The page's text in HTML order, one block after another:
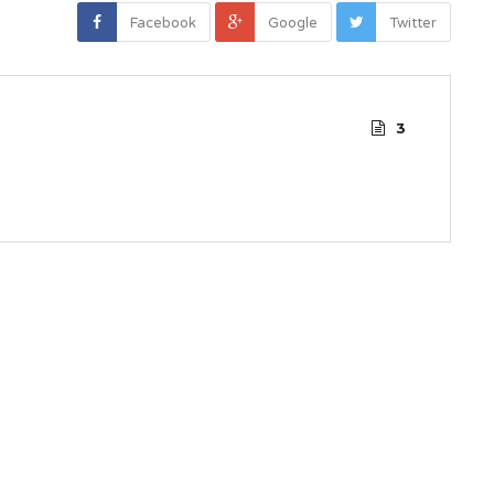
Twitter
Google
Facebook
3